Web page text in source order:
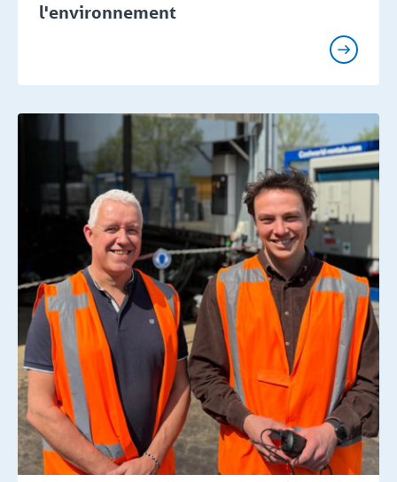
l'environnement